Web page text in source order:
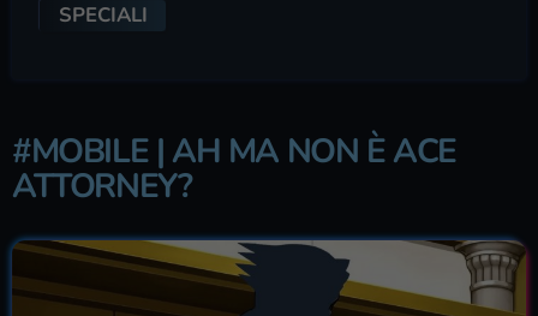
SPECIALI
#MOBILE | AH MA NON È ACE
ATTORNEY?